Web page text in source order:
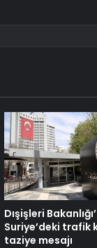
Dışişleri
Suriye’deki trafik
taziye mesajı